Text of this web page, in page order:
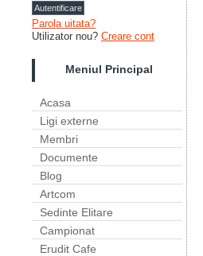
Parola uitata?
Utilizator nou? Creare cont
Meniul Principal
Acasa
Ligi externe
Membri
Documente
Blog
Artcom
Sedinte Elitare
Campionat
Erudit Cafe